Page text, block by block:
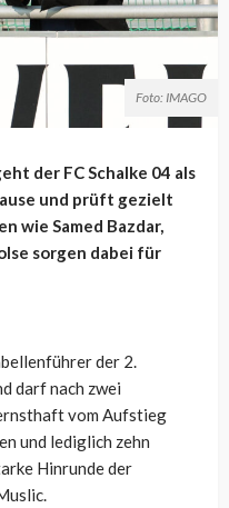
Foto: IMAGO
der FC Schalke 04 als
und prüft gezielt
wie Samed Bazdar,
sorgen dabei für
der 2.
darf nach zwei
vom Aufstieg
und lediglich zehn
Hinrunde der